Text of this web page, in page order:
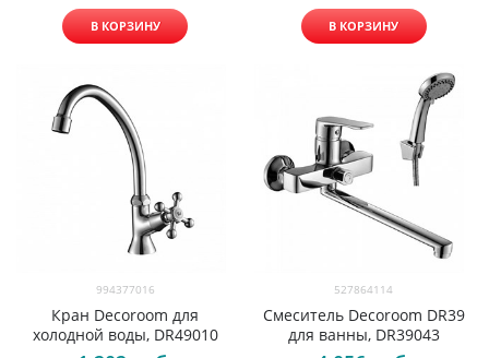
В КОРЗИНУ В КОРЗИНУ
994377016
Кран Decoroom для
холодной воды, DR49010
527864114
Смеситель Decoroom DR39
для ванны, DR39043